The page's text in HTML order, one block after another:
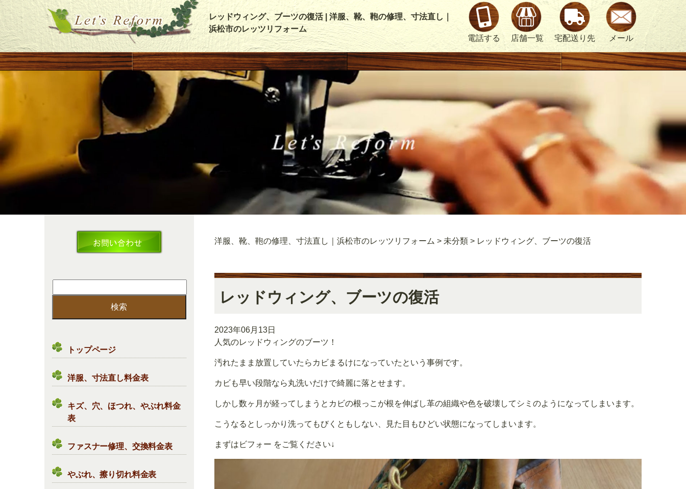
レッドウィング、ブーツの復活 | 洋服、靴、鞄の修理、寸法直し｜
浜松市のレッツリフォーム
電話する
店舗一覧 宅配送り先 メール
索:
トップページ
洋服、寸法直し料金表
キズ、穴、ほつれ、やぶれ料金
表
ファスナー修理、交換料金表
やぶれ、擦り切れ料金表
洋服、靴、鞄の修理、寸法直し｜浜松市のレッツリフォーム > 未分類> レッドウィング、ブーツの復活
レッドウィング、ブーツの復活
2023年06月13日
人気のレッドウィングのブーツ！
汚れたまま放置していたらカビまるけになっていたという事例です。
カビも早い段階なら丸洗いだけで綺麗に落とせます。
しかし数ヶ月が経ってしまうとカビの根っこが根を伸ばし革の組織や色を破壊してシミのようになってしまいます。
こうなるとしっかり洗ってもびくともしない、見た目もひどい状態になってしまいます。
まずはビフォー をご覧ください↓